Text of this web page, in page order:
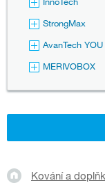
StrongMax
AvanTech YOU
MERIVOBOX
Kování a